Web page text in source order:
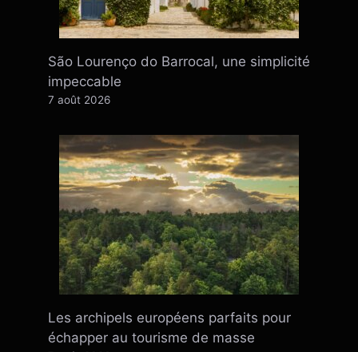
São Lourenço do Barrocal, une simplicité
impeccable
7 août 2026
Les archipels européens parfaits pour
échapper au tourisme de masse